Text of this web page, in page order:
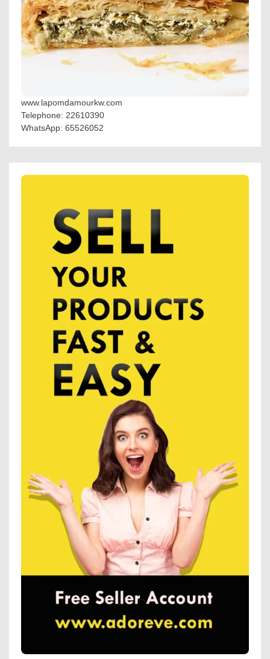
www.lapomdamourkw.com
Telephone: 22610390
WhatsApp: 65526052